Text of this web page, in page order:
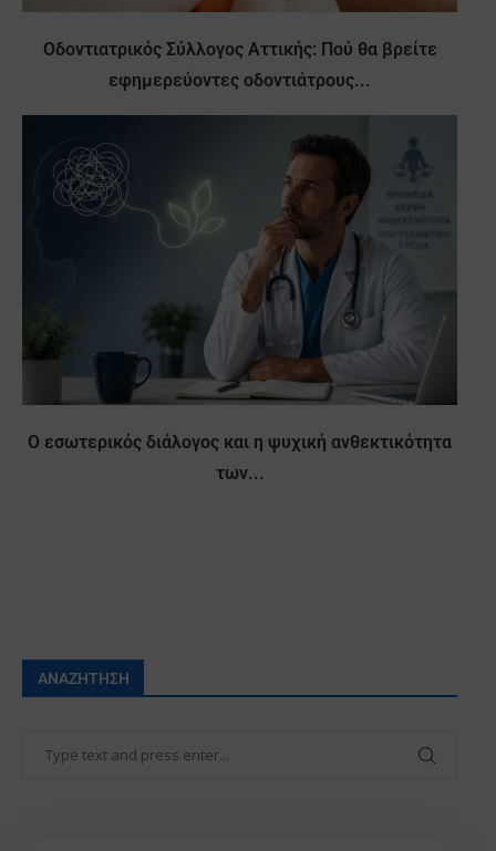
Οδοντιατρικός Σύλλογος Αττικής: Πού θα βρείτε
εφημερεύοντες οδοντιάτρους...
Ο εσωτερικός διάλογος και η ψυχική ανθεκτικότητα
των...
ΑΝΑΖΉΤΗΣΗ